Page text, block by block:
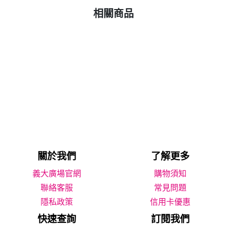
相關商品
關於我們 了解更多
義大廣場官網
購物須知
聯絡客服
常見問題
隱私政策
信用卡優惠
快速查詢 訂閱我們